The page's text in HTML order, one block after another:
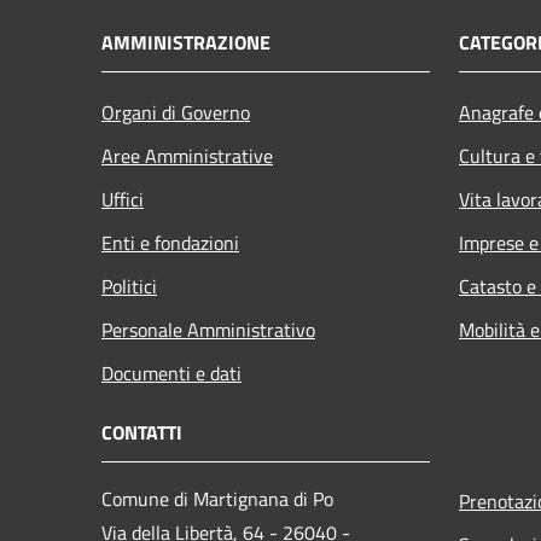
AMMINISTRAZIONE
Organi di Governo
Aree Amministrative
Uffici
Enti e fondazioni
Politici
Personale Amministrativo
Documenti e dati
Cultura
Vita
Imprese
Catasto
Mobilità
CONTATTI
Comune di Martignana di Po
Via della Libertà, 64 - 26040 -